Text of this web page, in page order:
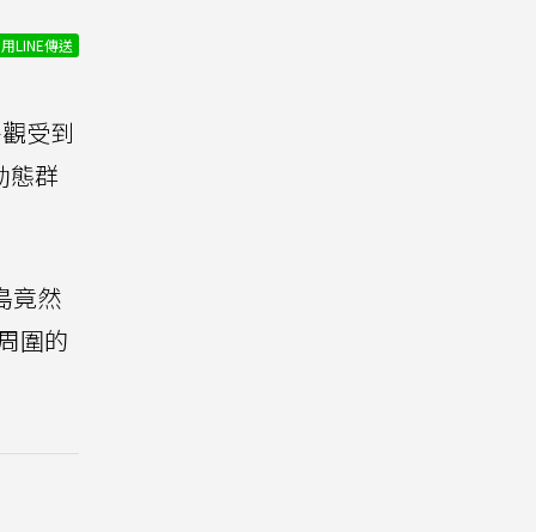
用LINE傳送
受到
態群
竟然
圍的